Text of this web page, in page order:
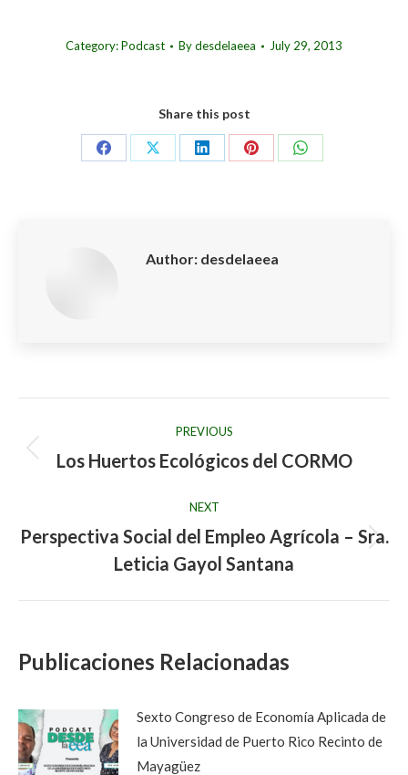
Category:Podcast Bydesdelaeea July 29, 2013
Share this post
Share
Share
Share
Share
Share
Author: desdelaeea
navigation
PREVIOUS
Previous
Los Huertos Ecológicos del CORMO
NEXT
Next
post:
Perspectiva Social del Empleo Agrícola – Sra.
Leticia Gayol Santana
Publicaciones Relacionadas
Sexto Congreso de Economía Aplicada de
la Universidad de Puerto Rico Recinto de
Mayagüez